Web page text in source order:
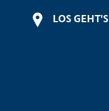
LOS GEHT'S